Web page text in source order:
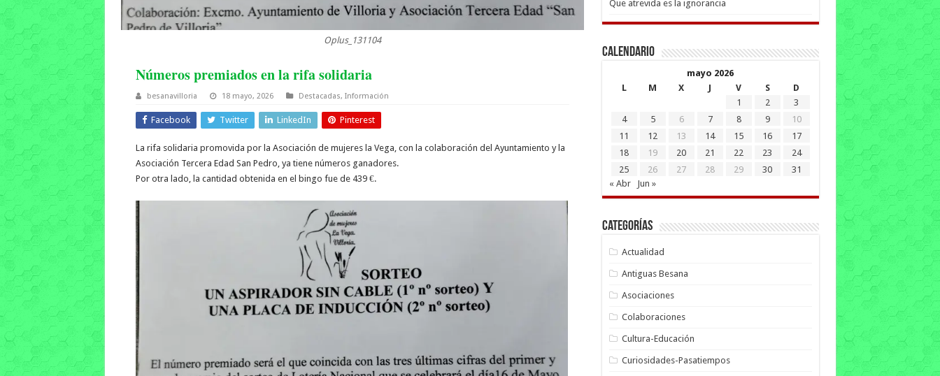
Oplus_131104
Números premiados en la rifa solidaria
besanavilloria 18 mayo, 2026 Destacadas, Información
Facebook Twitter LinkedIn Pinterest
La rifa solidaria promovida por la Asociación de mujeres la Vega, con la colaboración del Ayuntamiento y la
Asociación Tercera Edad San Pedro, ya tiene números ganadores.
Por otra lado, la cantidad obtenida en el bingo fue de 439 €.
Que atrevida es la ignorancia
Calendario
mayo 2026
L
M X J V S
D
1
2
3
4
5 6 7 8 9
10
11
12 13 14 15 16
17
18
19 20 21 22 23
24
25
26 27 28 29 30
31
« Abr
Jun »
Categorías
Actualidad
Antiguas Besana
Asociaciones
Colaboraciones
Cultura-Educación
Curiosidades-Pasatiempos